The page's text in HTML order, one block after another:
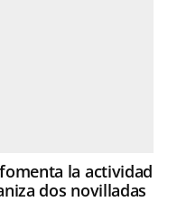
la actividad
dos novilladas